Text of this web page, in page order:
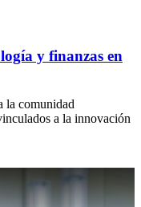
y finanzas en
la comunidad
a la innovación